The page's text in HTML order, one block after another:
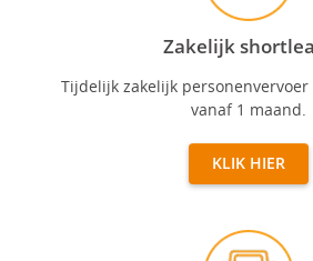
Zakelijk
Tijdelijk zakelijk personenvervoer
vanaf 1 maand.
KLIK HIER